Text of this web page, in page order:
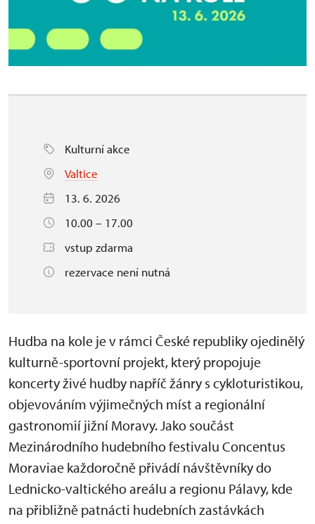
Kulturní akce
Valtice
13. 6. 2026
10.00 – 17.00
vstup zdarma
rezervace není nutná
Hudba na kole je v rámci České republiky ojedinělý
kulturně-sportovní projekt, který propojuje
koncerty živé hudby napříč žánry s cykloturistikou,
objevováním výjimečných míst a regionální
gastronomií jižní Moravy. Jako součást
Mezinárodního hudebního festivalu Concentus
Moraviae každoročně přivádí návštěvníky do
Lednicko-valtického areálu a regionu Pálavy, kde
na přibližně patnácti hudebních zastávkách